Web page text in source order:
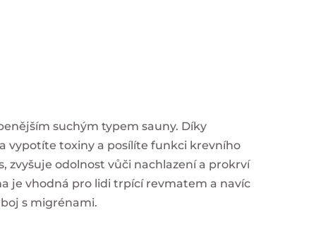
suchým typem sauny. Díky
vypotíte toxiny a posílíte funkci krevního
zvyšuje odolnost vůči nachlazení a prokrví
je vhodná pro lidi trpící revmatem a navíc
s migrénami.